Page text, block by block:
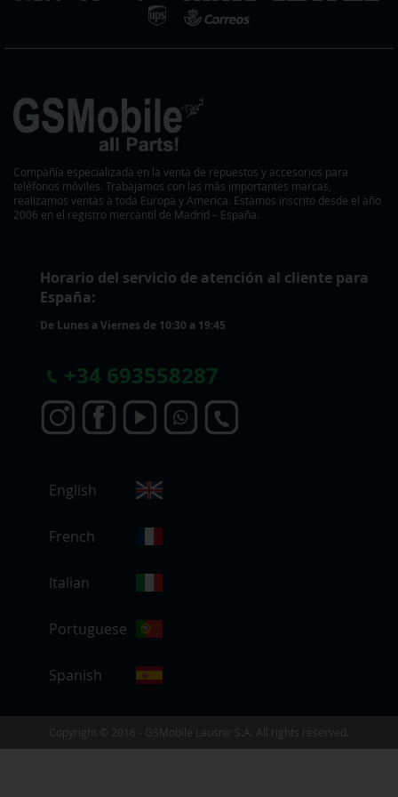
Compañía especializada en la venta de repuestos y accesorios para
teléfonos móviles. Trabajamos con las más importantes marcas,
realizamos ventas a toda Europa y America. Estamos inscrito desde el año
2006 en el registro mercantil de Madrid – España.
Horario del servicio de atención al cliente para
España:
De Lunes a Viernes de 10:30 a 19:45
+34 693558287
n
English
French
Italian
Portuguese
Spanish
Copyright © 2016 - GSMobile Lausnir S.A. All rights reserved.